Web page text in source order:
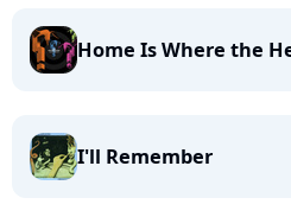
Home Is Where the
I'll Remember